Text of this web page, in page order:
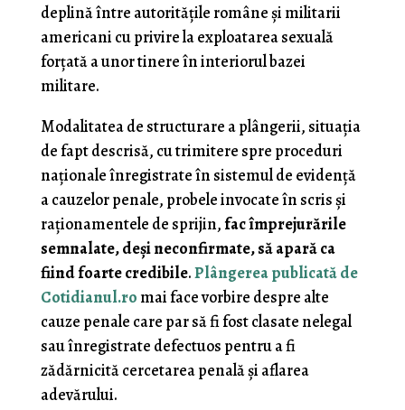
deplină între autorităţile române şi militarii
americani cu privire la exploatarea sexuală
forţată a unor tinere în interiorul bazei
militare.
Modalitatea de structurare a plângerii, situația
de fapt descrisă, cu trimitere spre proceduri
naţionale înregistrate în sistemul de evidenţă
a cauzelor penale, probele invocate în scris şi
raţionamentele de sprijin,facîmprejurările
semnalate, deşi neconfirmate, să apară ca
fiind foarte credibile.Plângerea publicată de
Cotidianul.ro mai face vorbire despre alte
cauze penale care par să fi fost clasate nelegal
sau înregistrate defectuos pentru a fi
zădărnicită cercetarea penală şi aflarea
adevărului.